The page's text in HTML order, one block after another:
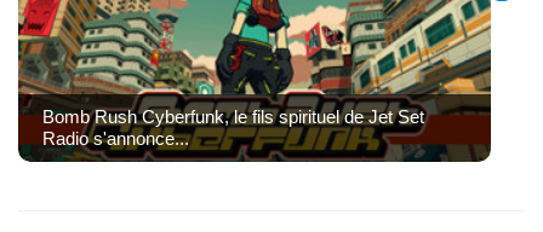
Bomb Rush Cyberfunk, le fils spirituel de Jet Set
Radio s'annonce...